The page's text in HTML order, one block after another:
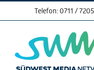
to
Telefon: 0711 /